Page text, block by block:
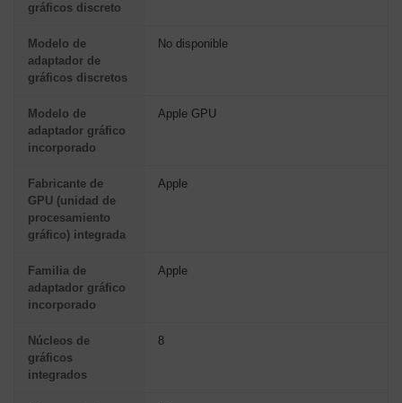
gráficos discreto
Modelo de
adaptador de
gráficos discretos
No disponible
Modelo de
adaptador gráfico
incorporado
Apple GPU
Fabricante de
GPU (unidad de
procesamiento
gráfico) integrada
Apple
Familia de
adaptador gráfico
incorporado
Apple
Núcleos de
gráficos
integrados
8